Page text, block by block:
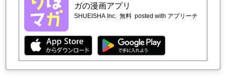
ガの漫画アプリ
SHUEISHA Inc. 無料 posted with アプリーチ